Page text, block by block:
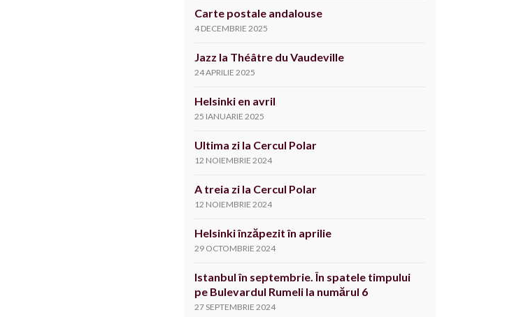
Carte postale andalouse
4 DECEMBRIE 2025
Jazz la Théâtre du Vaudeville
24 APRILIE 2025
Helsinki en avril
25 IANUARIE 2025
Ultima zi la Cercul Polar
12 NOIEMBRIE 2024
A treia zi la Cercul Polar
12 NOIEMBRIE 2024
Helsinki înzăpezit în aprilie
29 OCTOMBRIE 2024
Istanbul în septembrie. În spatele timpului
pe Bulevardul Rumeli la numărul 6
27 SEPTEMBRIE 2024